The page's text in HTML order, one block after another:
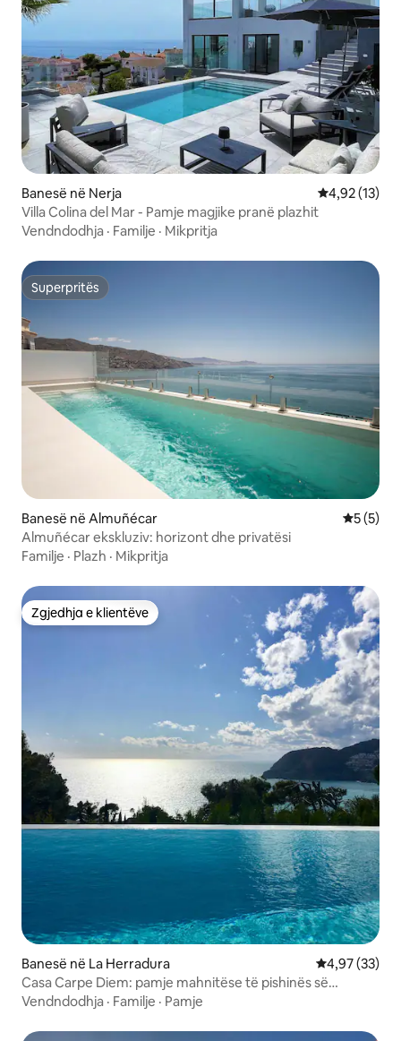
Banesë në Nerja Vlerësimi
4,92 (13)
Villa Colina del Mar - Pamje magjike pranë plazhit
Vendndodhja · Familje · Mikpritja
Superpritës
Superpritës
Banesë në Almuñécar
5 (5)
Almuñécar ekskluziv: horizont dhe privatësi
Familje · Plazh · Mikpritja
Zgjedhja e klientëve
Zgjedhja e klientëve
Banesë në La Herradura Vlerësimi
4,97 (33)
Casa Carpe Diem: pamje mahnitëse të pishinës së
pafundme
Vendndodhja · Familje · Pamje